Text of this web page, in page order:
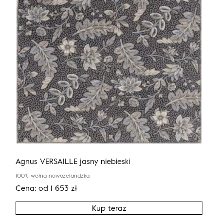
Agnus VERSAILLE jasny niebieski
100% wełna nowozelandzka
Cena: od 1 653 zł
Kup teraz